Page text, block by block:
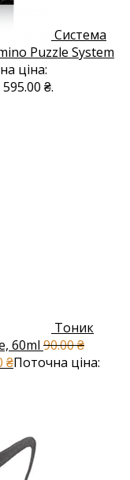
Система
Puzzle System
ціна:
₴.
Тоник
60ml 90.00₴
₴Поточна ціна: